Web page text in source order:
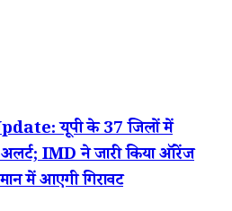
यूपी के 37 जिलों में
अलर्ट; IMD ने जारी किया ऑरेंज
में आएगी गिरावट